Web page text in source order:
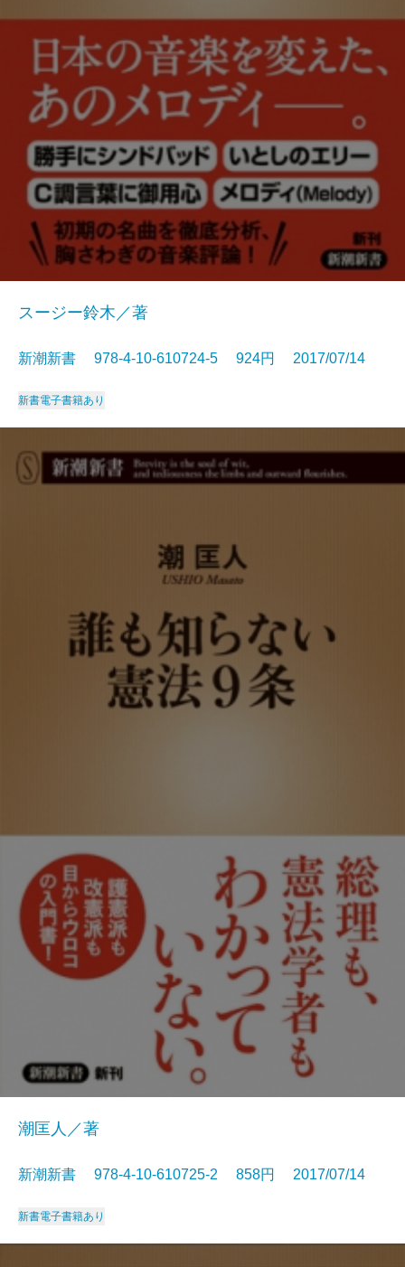
スージー鈴木／著
新潮新書 978-4-10-610724-5 924円 2017/07/14
新書電子書籍あり
潮匡人／著
新潮新書 978-4-10-610725-2 858円 2017/07/14
新書電子書籍あり